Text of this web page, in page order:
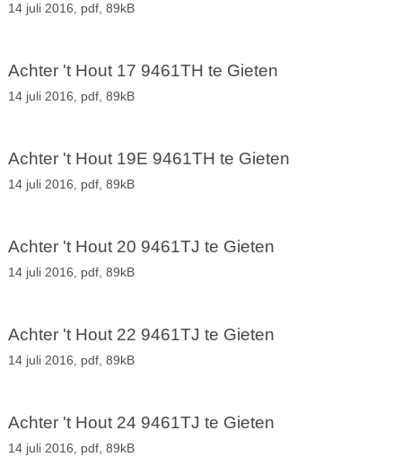
14 juli 2016, pdf, 89kB
Achter 't Hout 17 9461TH te Gieten
14 juli 2016, pdf, 89kB
Achter 't Hout 19E 9461TH te Gieten
14 juli 2016, pdf, 89kB
Achter 't Hout 20 9461TJ te Gieten
14 juli 2016, pdf, 89kB
Achter 't Hout 22 9461TJ te Gieten
14 juli 2016, pdf, 89kB
Achter 't Hout 24 9461TJ te Gieten
14 juli 2016, pdf, 89kB